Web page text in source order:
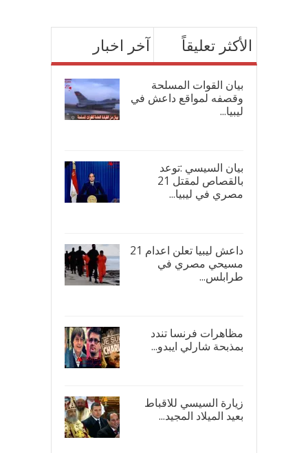
آخر اخبار الأكثر تعليقاً
بيان القوات المسلحة
وقصفه لمواقع داعش في
ليبيا...
بيان السيسي :توعد
بالقصاص لمقتل 21
مصري في ليبيا...
داعش ليبيا تعلن اعدام 21
مسيحي مصري في
طرابلس...
مظاهرات فرنسا تندد
بمذبحة شارلي ايبدو...
زيارة السيسي للاقباط
بعيد الميلاد المجيد...